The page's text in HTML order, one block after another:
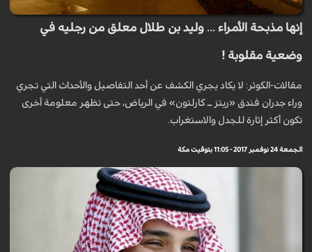
إنها مذبحة الأمراء ... وليد بن طلال معلق من رجليه في
وضعية مقلوبة !
مقالات-الكوثر: لا يكاد يجري الكشف عن أحد التفاصيل والأحداث التي تجري
وراء جدران فندق «ريتز ــ كارلتون» في الرياض، حتى تظهر معلومة أخرى
تكون أكثر إثارة للجدل والاستغراب.
الجمعة 24 نوفمبر 2017 - 11:05 بتوقيت مكة